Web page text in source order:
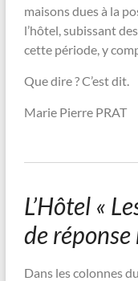
maisons dues à la
l’hôtel, subissant
cette période, y
Que dire ? C’est dit.
Marie Pierre PRAT
L’Hôtel «
de réponse
Dans les colonnes